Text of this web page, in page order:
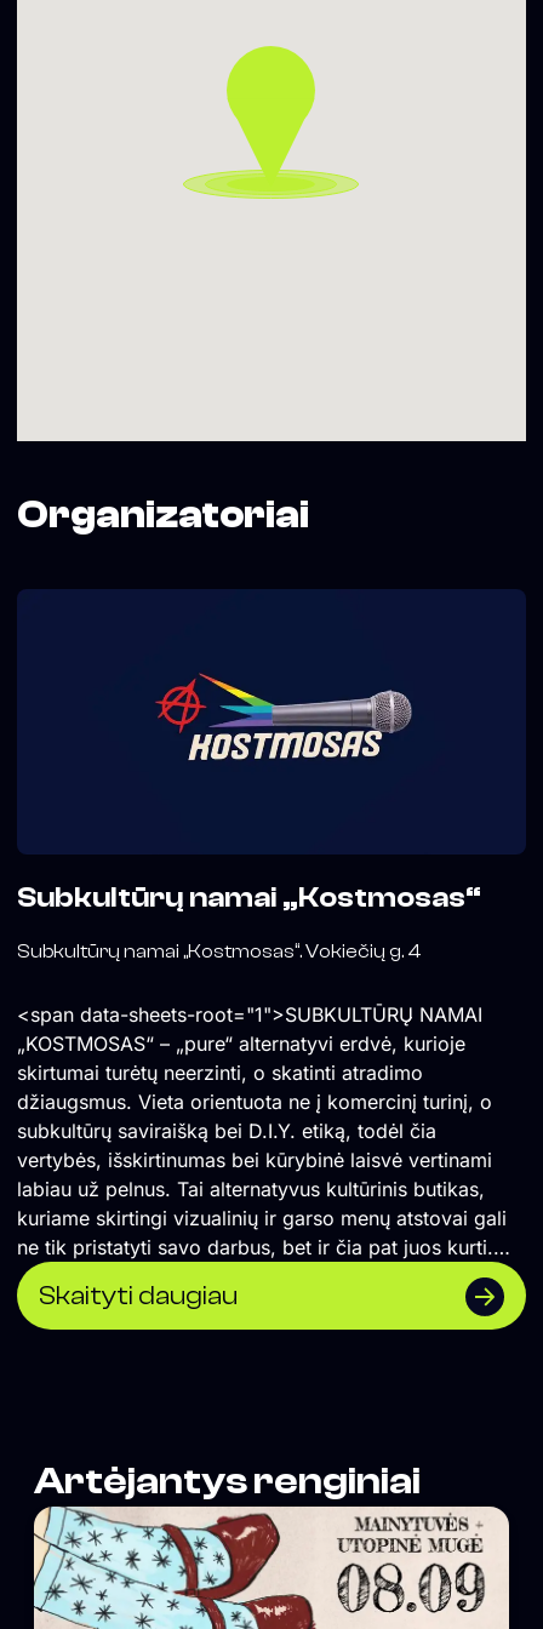
Organizatoriai
Subkultūrų namai „Kostmosas“
Subkultūrų namai „Kostmosas“. Vokiečių g. 4
<span data-sheets-root="1">SUBKULTŪRŲ NAMAI
„KOSTMOSAS“ – „pure“ alternatyvi erdvė, kurioje
skirtumai turėtų neerzinti, o skatinti atradimo
džiaugsmus. Vieta orientuota ne į komercinį turinį, o
subkultūrų saviraišką bei D.I.Y. etiką, todėl čia
vertybės, išskirtinumas bei kūrybinė laisvė vertinami
labiau už pelnus. Tai alternatyvus kultūrinis butikas,
kuriame skirtingi vizualinių ir garso menų atstovai gali
ne tik pristatyti savo darbus, bet ir čia pat juos kurti.
</span> Formuojame erdvę, kurioje naktinė kultūra
suvokiama ne vien kaip pramoga, o labiau kaip
alternatyvios kultūros sklaidos židinys, socialinė jungtis
tiksliniai žmonės, todėl vieta neturi aiškiai matomos
vizualinės iškabos, o komunikacija remiasi
autentiškumu, tiesioginiu ryšiu su auditorija bei D.I.Y.
etika paremtu viešinimu „iš lūpų į lūpas“. Vienas iš
projekto tikslų – grąžinti turinio viršenybę prieš
Skaityti daugiau
Artėjantys renginiai